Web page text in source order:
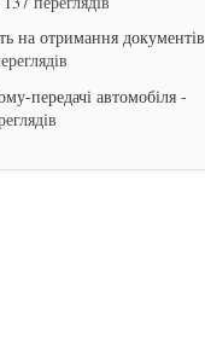
на отримання документів
передачі автомобіля-